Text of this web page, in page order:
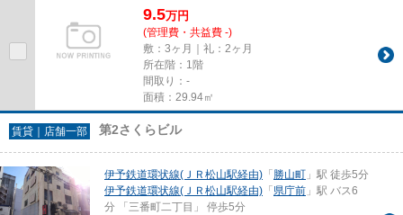
9.5万円
(管理費・共益費 -)
敷：3ヶ月｜礼：2ヶ月
所在階：1階
間取り：-
面積：29.94㎡
賃貸｜店舗一部 第2さくらビル
伊予鉄道環状線(ＪＲ松山駅経由) 「 勝山町 」駅 徒歩5分
伊予鉄道環状線(ＪＲ松山駅経由) 「 県庁前 」駅 バス6
分 「三番町二丁目」 停歩5分